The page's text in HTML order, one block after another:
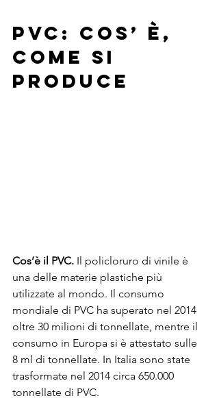
PVC: COS’ È,
COME SI
PRODUCE
Cos’è il PVC. Il policloruro di vinile è
una delle materie plastiche più
utilizzate al mondo. Il consumo
mondiale di PVC ha superato nel 2014
oltre 30 milioni di tonnellate, mentre il
consumo in Europa si è attestato sulle
8 ml di tonnellate. In Italia sono state
trasformate nel 2014 circa 650.000
tonnellate di PVC.